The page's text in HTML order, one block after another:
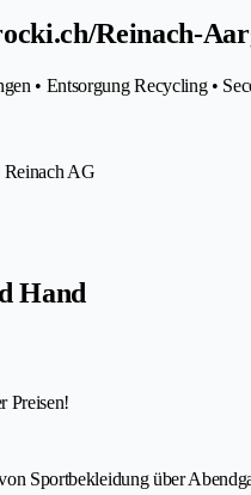
Reinach-
• Entsorgung Recycling •
Reinach AG
Hand
Preisen!
Sportbekleidung über